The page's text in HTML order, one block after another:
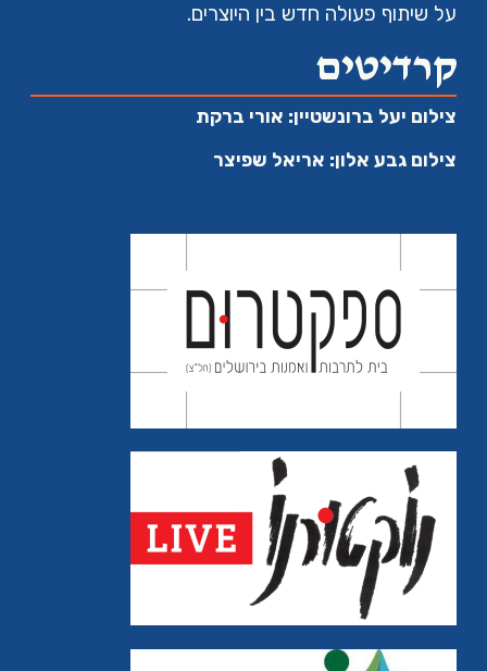
על שיתוף פעולה חדש בין היוצרים.
קרדיטים
צילום יעל ברונשטיין: אורי ברקת
צילום גבע אלון: אריאל שפיצר